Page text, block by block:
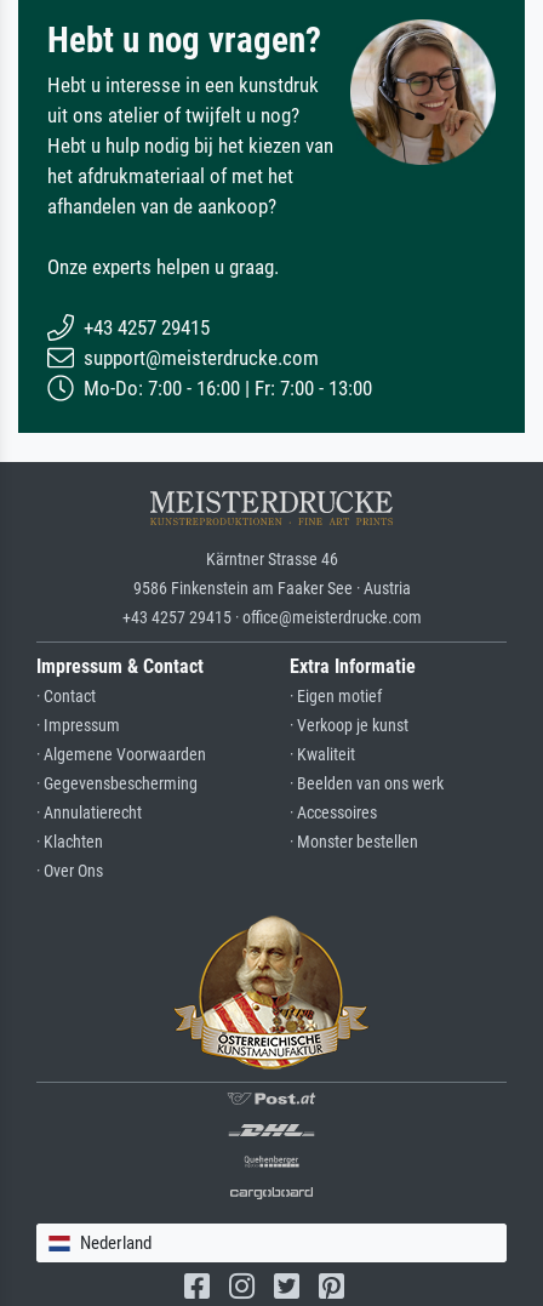
Hebt u nog vragen?
Hebt u interesse in een kunstdruk
uit ons atelier of twijfelt u nog?
Hebt u hulp nodig bij het kiezen van
het afdrukmateriaal of met het
afhandelen van de aankoop?
Onze experts helpen u graag.
+43 4257 29415
support@meisterdrucke.com
Mo-Do: 7:00 - 16:00 | Fr: 7:00 - 13:00
Kärntner Strasse 46
9586 Finkenstein am Faaker See · Austria
+43 4257 29415 · office@meisterdrucke.com
Impressum & Contact
· Contact
· Impressum
· Algemene Voorwaarden
· Gegevensbescherming
· Annulatierecht
· Klachten
· Over Ons
Extra Informatie
· Eigen motief
· Verkoop je kunst
· Kwaliteit
· Beelden van ons werk
· Accessoires
· Monster bestellen
Nederland